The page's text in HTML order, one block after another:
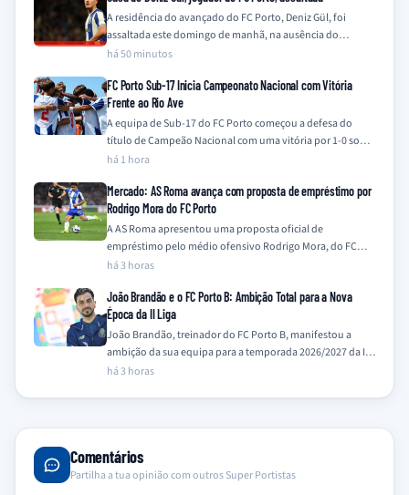
A residência do avançado do FC Porto, Deniz Gül, foi
assaltada este domingo de manhã, na ausência do
jogador e de qualquer…
há 50 minutos
FC Porto Sub-17 Inicia Campeonato Nacional com Vitória
Frente ao Rio Ave
A equipa de Sub-17 do FC Porto começou a defesa do
título de Campeão Nacional com uma vitória por 1-0 sobre
o…
há 1 hora
Mercado: AS Roma avança com proposta de empréstimo por
Rodrigo Mora do FC Porto
A AS Roma apresentou uma proposta oficial de
empréstimo pelo médio ofensivo Rodrigo Mora, do FC
Porto, com uma opção de compra,…
há 3 horas
João Brandão e o FC Porto B: Ambição Total para a Nova
Época da II Liga
João Brandão, treinador do FC Porto B, manifestou a
ambição da sua equipa para a temporada 2026/2027 da II
Liga, prometendo ir…
há 3 horas
Comentários
Partilha a tua opinião com outros Super Portistas